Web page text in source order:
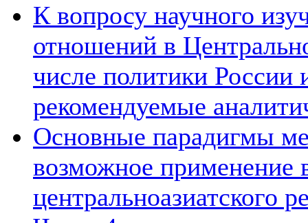
К вопросу научного
отношений в
числе политики России
рекомендуемые
Основные парадигмы
возможное применение
центральноазиатского